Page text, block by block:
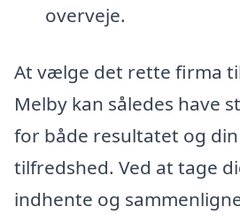
overveje.
At vælge det rette firma
Melby kan således have
for både resultatet og
tilfredshed. Ved at tage
indhente og